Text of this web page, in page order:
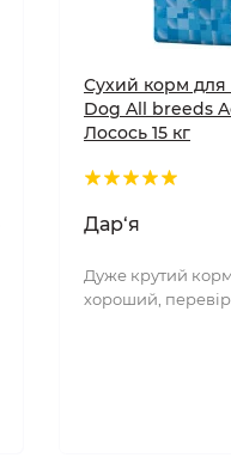
Сухий корм для
Dog All breeds
Лосось 15 кг
Дар‘я
Дуже крутий
хороший,